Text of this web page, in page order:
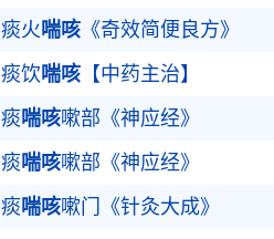
痰火喘咳 《奇效简便良方》
痰饮喘咳 【中药主治】
痰喘咳嗽部《神应经》
痰喘咳嗽部《神应经》
痰喘咳嗽门《针灸大成》